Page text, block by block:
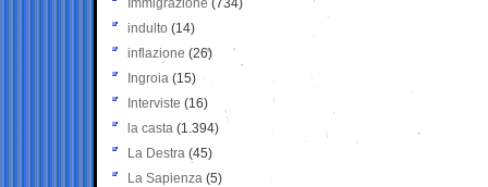
Immigrazione (734)
indulto (14)
inflazione (26)
Ingroia (15)
Interviste (16)
la casta (1.394)
La Destra (45)
La Sapienza (5)